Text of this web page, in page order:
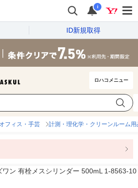
i
ID新規取得
ロハコメニュー
フィス・手芸 計測・理化学・クリーンルーム用